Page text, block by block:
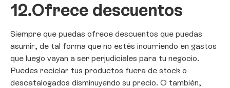
12.Ofrece descuentos
Siempre que puedas ofrece descuentos que puedas
asumir, de tal forma que no estés incurriendo en gastos
que luego vayan a ser perjudiciales para tu negocio.
Puedes reciclar tus productos fuera de stock o
descatalogados disminuyendo su precio. O también,